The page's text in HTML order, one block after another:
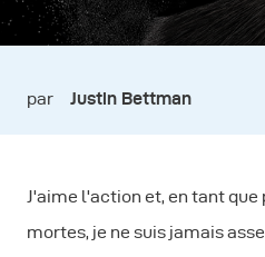
par Justin Bettman
J'aime l'action et, en tant
mortes, je ne suis jamais